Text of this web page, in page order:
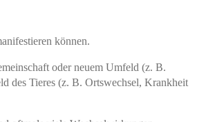
können.
oder neuem Umfeld (z. B.
des Tieres (z. B. Ortswechsel, Krankheit